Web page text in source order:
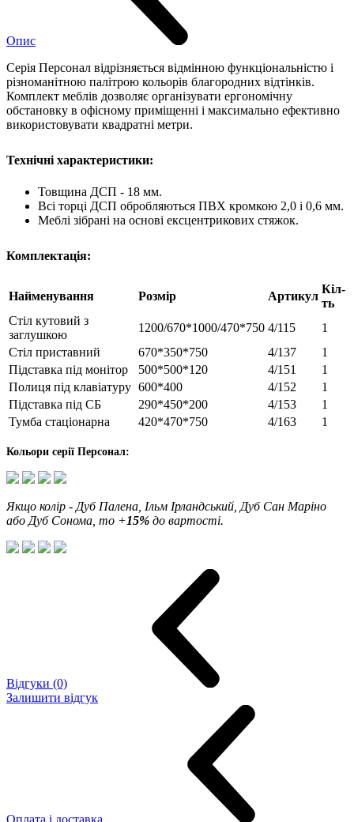
Опис
Серія Персонал відрізняється відмінною функціональністю і
різноманітною палітрою кольорів благородних відтінків.
Комплект меблів дозволяє організувати ергономічну
обстановку в офісному приміщенні і максимально ефективно
використовувати квадратні метри.
Технічні характеристики:
Товщина ДСП - 18 мм.
Всі торці ДСП обробляються ПВХ кромкою 2,0 і 0,6 мм.
Меблі зібрані на основі ексцентрикових стяжок.
Комплектація:
Найменування Розмір Артикул
Кіл-
ть
Стіл кутовий з
заглушкою
1200/670*1000/470*750 4/115
1
Стіл приставний
670*350*750 4/137
1
Підставка під монітор
500*500*120 4/151
1
Полиця під клавіатуру 600*400 4/152
1
Підставка під СБ
290*450*200 4/153
1
Тумба стаціонарна
420*470*750 4/163 1
Кольори серії Персонал:
Якщо колір -Дуб Палена, Ільм Ірландський, Дуб Сан Маріно
або Дуб Сонома, то +15% до вартості.
Відгуки (0)
Залишити відгук